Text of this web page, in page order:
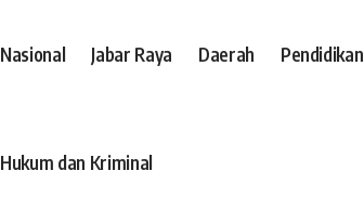
Nasional Jabar Raya Daerah Pendidikan
Hukum dan Kriminal